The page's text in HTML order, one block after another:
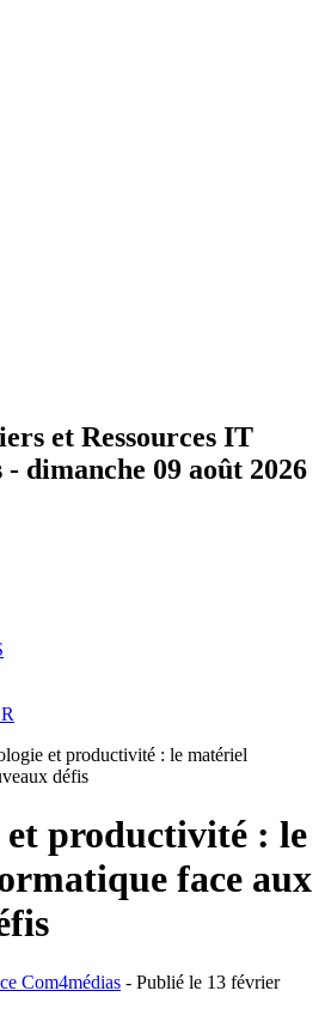
et Ressources IT
- dimanche 09 août 2026
et productivité : le matériel
défis
et productivité : le
face aux
Com4médias - Publié le 13 février